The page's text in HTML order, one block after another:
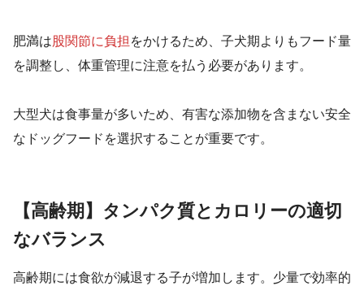
肥満は 股関節に負担 をかけるため、子犬期よりもフード量
を調整し、体重管理に注意を払う必要があります。
大型犬は食事量が多いため、有害な添加物を含まない安全
なドッグフードを選択することが重要です。
【高齢期】タンパク質とカロリーの適切
なバランス
高齢期には食欲が減退する子が増加します。少量で効率的